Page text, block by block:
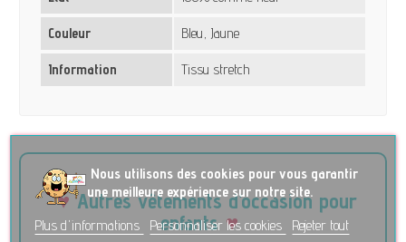
Couleur Bleu, Jaune
Information Tissu stretch
Autres vêtements d’occasion pour
enfants
Nous utilisons des cookies pour vous garantir
une meilleure expérience sur notre site.
Plus d'informations
Personnaliser les cookies Rejeter tout